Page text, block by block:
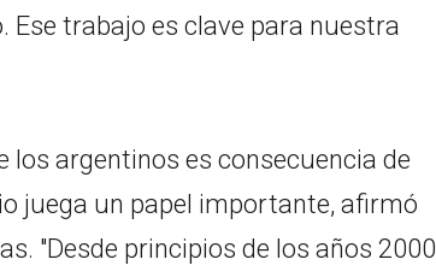
Ese trabajo es clave para nuestra
los argentinos es consecuencia de
juega un papel importante, afirmó
"Desde principios de los años 2000